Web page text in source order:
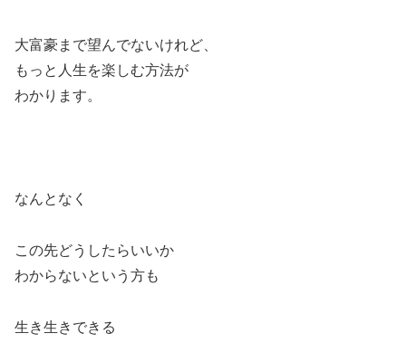
大富豪まで望んでないけれど、
もっと人生を楽しむ方法が
わかります。
なんとなく
この先どうしたらいいか
わからないという方も
生き生きできる